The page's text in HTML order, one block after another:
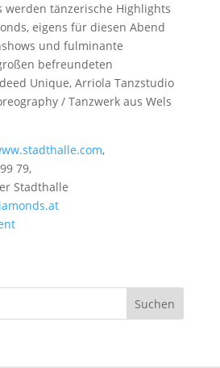
werden tänzerische Highlights
eigens für diesen Abend
und fulminante
befreundeten
Unique, Arriola Tanzstudio
/ Tanzwerk aus Wels
,
79,
Stadthalle